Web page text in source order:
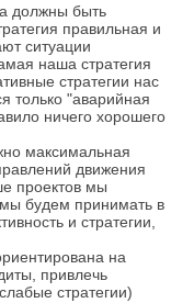
должны быть
правильная и
ситуации
наша стратегия
стратегии нас
только "аварийная
ничего хорошего
максимальная
движения
проектов мы
будем принимать в
и стратегии,
на
привлечь
стратегии)